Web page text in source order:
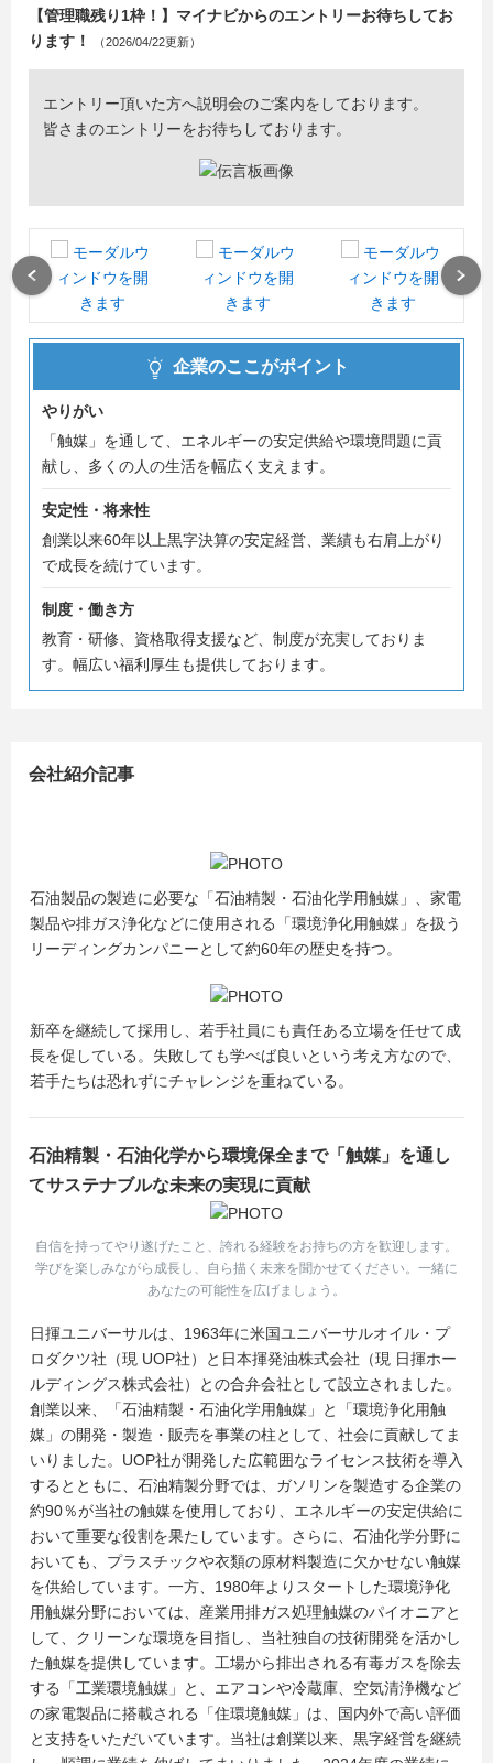
【管理職残り1枠！】マイナビからのエントリーお待ちしてお
ります！
（2026/04/22更新）
エントリー頂いた方へ説明会のご案内をしております。
皆さまのエントリーをお待ちしております。
企業のここがポイント
やりがい
「触媒」を通して、エネルギーの安定供給や環境問題に貢
献し、多くの人の生活を幅広く支えます。
安定性・将来性
創業以来60年以上黒字決算の安定経営、業績も右肩上がり
で成長を続けています。
制度・働き方
教育・研修、資格取得支援など、制度が充実しておりま
す。幅広い福利厚生も提供しております。
会社紹介記事
石油製品の製造に必要な「石油精製・石油化学用触媒」、家電
製品や排ガス浄化などに使用される「環境浄化用触媒」を扱う
リーディングカンパニーとして約60年の歴史を持つ。
新卒を継続して採用し、若手社員にも責任ある立場を任せて成
長を促している。失敗しても学べば良いという考え方なので、
若手たちは恐れずにチャレンジを重ねている。
石油精製・石油化学から環境保全まで「触媒」を通し
てサステナブルな未来の実現に貢献
自信を持ってやり遂げたこと、誇れる経験をお持ちの方を歓迎します。
学びを楽しみながら成長し、自ら描く未来を聞かせてください。一緒に
あなたの可能性を広げましょう。
日揮ユニバーサルは、1963年に米国ユニバーサルオイル・プ
ロダクツ社（現 UOP社）と日本揮発油株式会社（現 日揮ホー
ルディングス株式会社）との合弁会社として設立されました。
創業以来、「石油精製・石油化学用触媒」と「環境浄化用触
媒」の開発・製造・販売を事業の柱として、社会に貢献してま
いりました。UOP社が開発した広範囲なライセンス技術を導入
するとともに、石油精製分野では、ガソリンを製造する企業の
約90％が当社の触媒を使用しており、エネルギーの安定供給に
おいて重要な役割を果たしています。さらに、石油化学分野に
おいても、プラスチックや衣類の原材料製造に欠かせない触媒
を供給しています。一方、1980年よりスタートした環境浄化
用触媒分野においては、産業用排ガス処理触媒のパイオニアと
して、クリーンな環境を目指し、当社独自の技術開発を活かし
た触媒を提供しています。工場から排出される有毒ガスを除去
する「工業環境触媒」と、エアコンや冷蔵庫、空気清浄機など
の家電製品に搭載される「住環境触媒」は、国内外で高い評価
と支持をいただいています。当社は創業以来、黒字経営を継続